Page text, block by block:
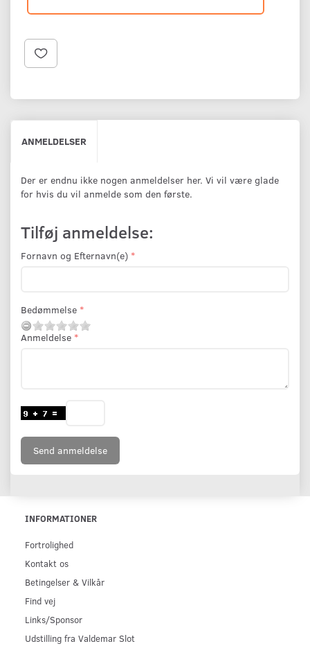
ANMELDELSER
Der er endnu ikke nogen anmeldelser her. Vi vil være glade
for hvis du vil anmelde som den første.
Tilføj anmeldelse:
Fornavn og Efternavn(e)
Bedømmelse
Anmeldelse
Send anmeldelse
INFORMATIONER
Fortrolighed
Kontakt os
Betingelser & Vilkår
Find vej
Links/Sponsor
Udstilling fra Valdemar Slot